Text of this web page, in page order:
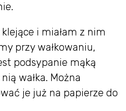
i miałam z nim
przy wałkowaniu,
podsypanie mąką
wałka. Można
je już na papierze do